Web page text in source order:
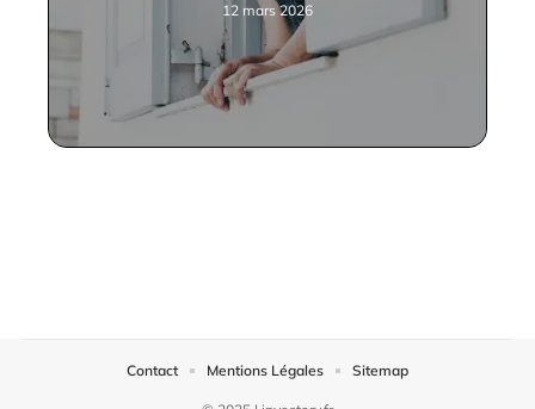
12 mars 2026
Contact Mentions Légales Sitemap